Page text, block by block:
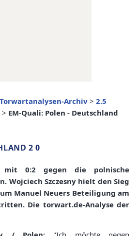
Archiv> 2.5
> EM-Quali: Polen - Deutschland
2 0
mit 0:2 gegen die polnische
Wojciech Szczesny hielt den Sieg
Manuel Neuers Beteiligung am
Die torwart.de-Analyse der